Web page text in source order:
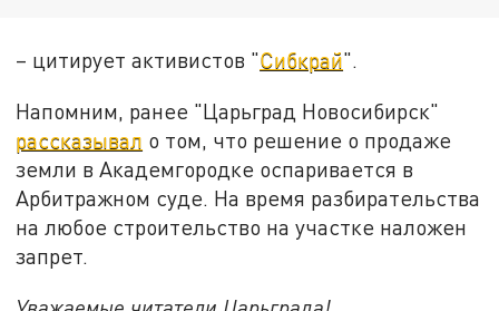
– цитирует активистов "Сибкрай".
Напомним, ранее "Царьград Новосибирск"
рассказывал о том, что решение о продаже
земли в Академгородке оспаривается в
Арбитражном суде. На время разбирательства
на любое строительство на участке наложен
запрет.